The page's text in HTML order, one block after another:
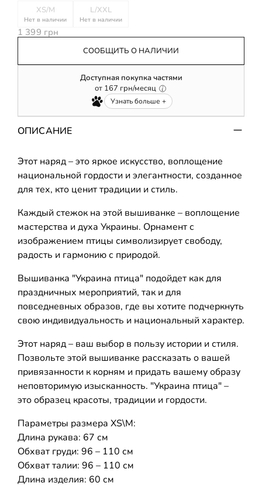
ХS/M
Нет в наличии
L/XXL
Нет в наличии
1 399 грн
СООБЩИТЬ О НАЛИЧИИ
Доступная покупка частями
от 167 грн/месяц
Узнать больше +
ОПИСАНИЕ
Этот наряд – это яркое искусство, воплощение
национальной гордости и элегантности, созданное
для тех, кто ценит традиции и стиль.
Каждый стежок на этой вышиванке – воплощение
мастерства и духа Украины. Орнамент с
изображением птицы символизирует свободу,
радость и гармонию с природой.
Вышиванка "Украина птица" подойдет как для
праздничных мероприятий, так и для
повседневных образов, где вы хотите подчеркнуть
свою индивидуальность и национальный характер.
Этот наряд – ваш выбор в пользу истории и стиля.
Позвольте этой вышиванке рассказать о вашей
привязанности к корням и придать вашему образу
неповторимую изысканность. "Украина птица" –
это образец красоты, традиции и гордости.
Параметры размера ХS\M:
Длина рукава: 67 см
Обхват груди: 96 – 110 см
Обхват талии: 96 – 110 см
Длина изделия: 60 см